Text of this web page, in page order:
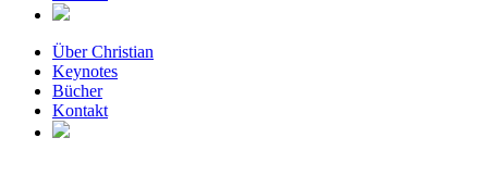
Über Christian
Keynotes
Bücher
Kontakt